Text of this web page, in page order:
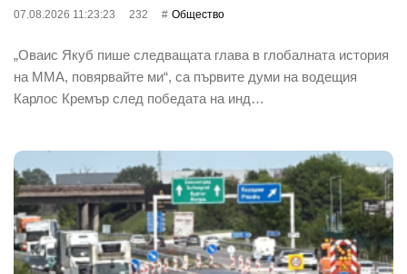
07.08.2026 11:23:23 232 Общество
„Оваис Якуб пише следващата глава в глобалната история
на ММА, повярвайте ми“, са първите думи на водещия
Карлос Кремър след победата на инд…